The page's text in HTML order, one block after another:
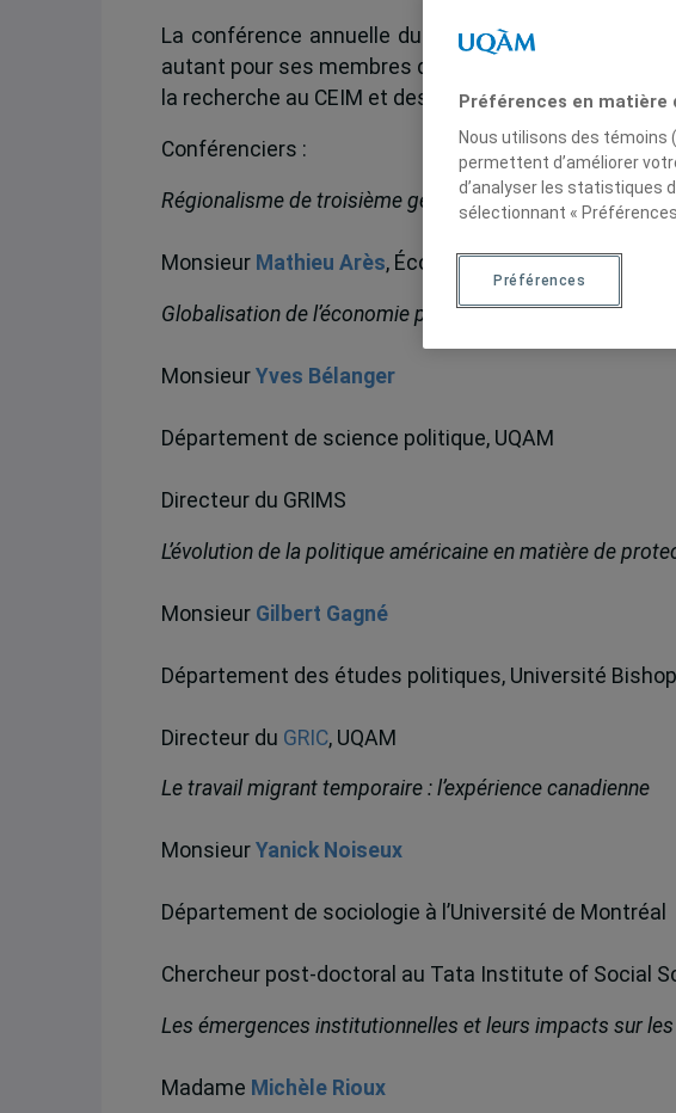
La conférence annuelle du Centre d’études sur
autant pour ses membres que pour la communauté
la recherche au CEIM et des intérêts de recherches
Conférenciers :
Régionalisme de troisième génération. Le Canada et les
Monsieur Mathieu Arès, École de politique appliquée,
Globalisation de l’économie politique de la défense
Monsieur Yves Bélanger
Département de science politique, UQAM
Directeur du GRIMS
L’évolution de la politique américaine en matière de
Monsieur Gilbert Gagné
Département des études politiques, Université
Directeur du GRIC, UQAM
Le travail migrant temporaire : l’expérience canadienne
Monsieur Yanick Noiseux
Département de sociologie à l’Université de Montréal
Chercheur post-doctoral au Tata Institute of Social
Les émergences institutionnelles et leurs impacts sur
Madame Michèle Rioux
Préférences en matière
Nous utilisons des témoins
permettent d’améliorer
d’analyser les statistiques
sélectionnant « Préférences
Préférences